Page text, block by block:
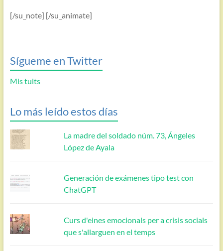
[/su_note] [/su_animate]
Sígueme en Twitter
Mis tuits
Lo más leído estos días
La madre del soldado núm. 73, Ángeles
López de Ayala
Generación de exámenes tipo test con
ChatGPT
Curs d'eines emocionals per a crisis socials
que s'allarguen en el temps